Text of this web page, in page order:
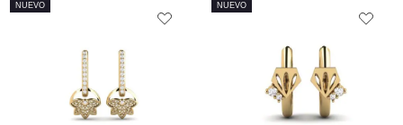
NUEVO NUEVO